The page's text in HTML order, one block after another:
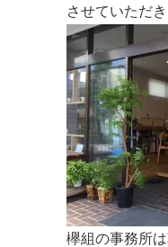
させていただき
欅組の事務所